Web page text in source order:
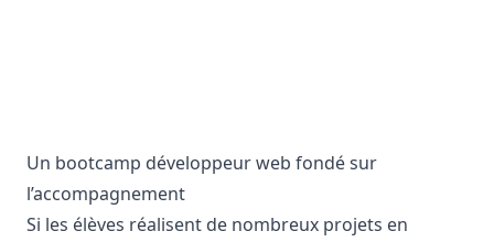
Un bootcamp développeur web fondé sur
l’accompagnement
Si les élèves réalisent de nombreux projets en